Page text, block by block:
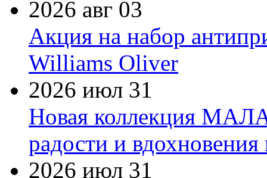
2026 авг 03
Акция на набор
Williams Oliver
2026 июл 31
Новая коллекция
радости и
2026 июл 31